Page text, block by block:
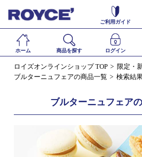
ご利用ガイド
ホーム 商品を探す ログイン
ロイズオンラインショップ TOP
限定・
ブルターニュフェアの商品一覧
検索結
ブルターニュフェア